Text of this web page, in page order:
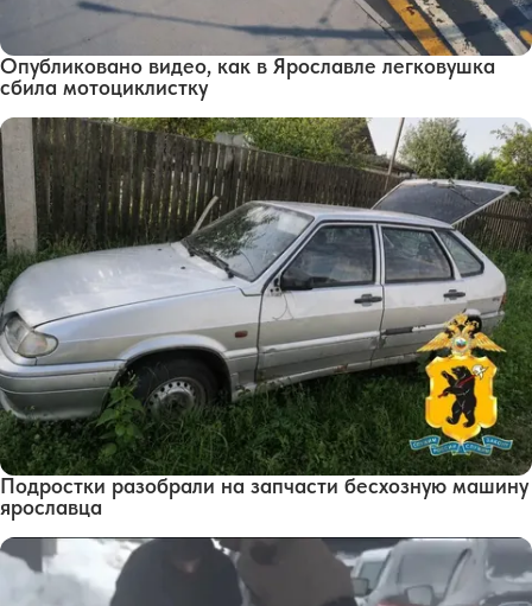
Опубликовано видео, как в Ярославле легковушка
сбила мотоциклистку
Подростки разобрали на запчасти бесхозную машину
ярославца